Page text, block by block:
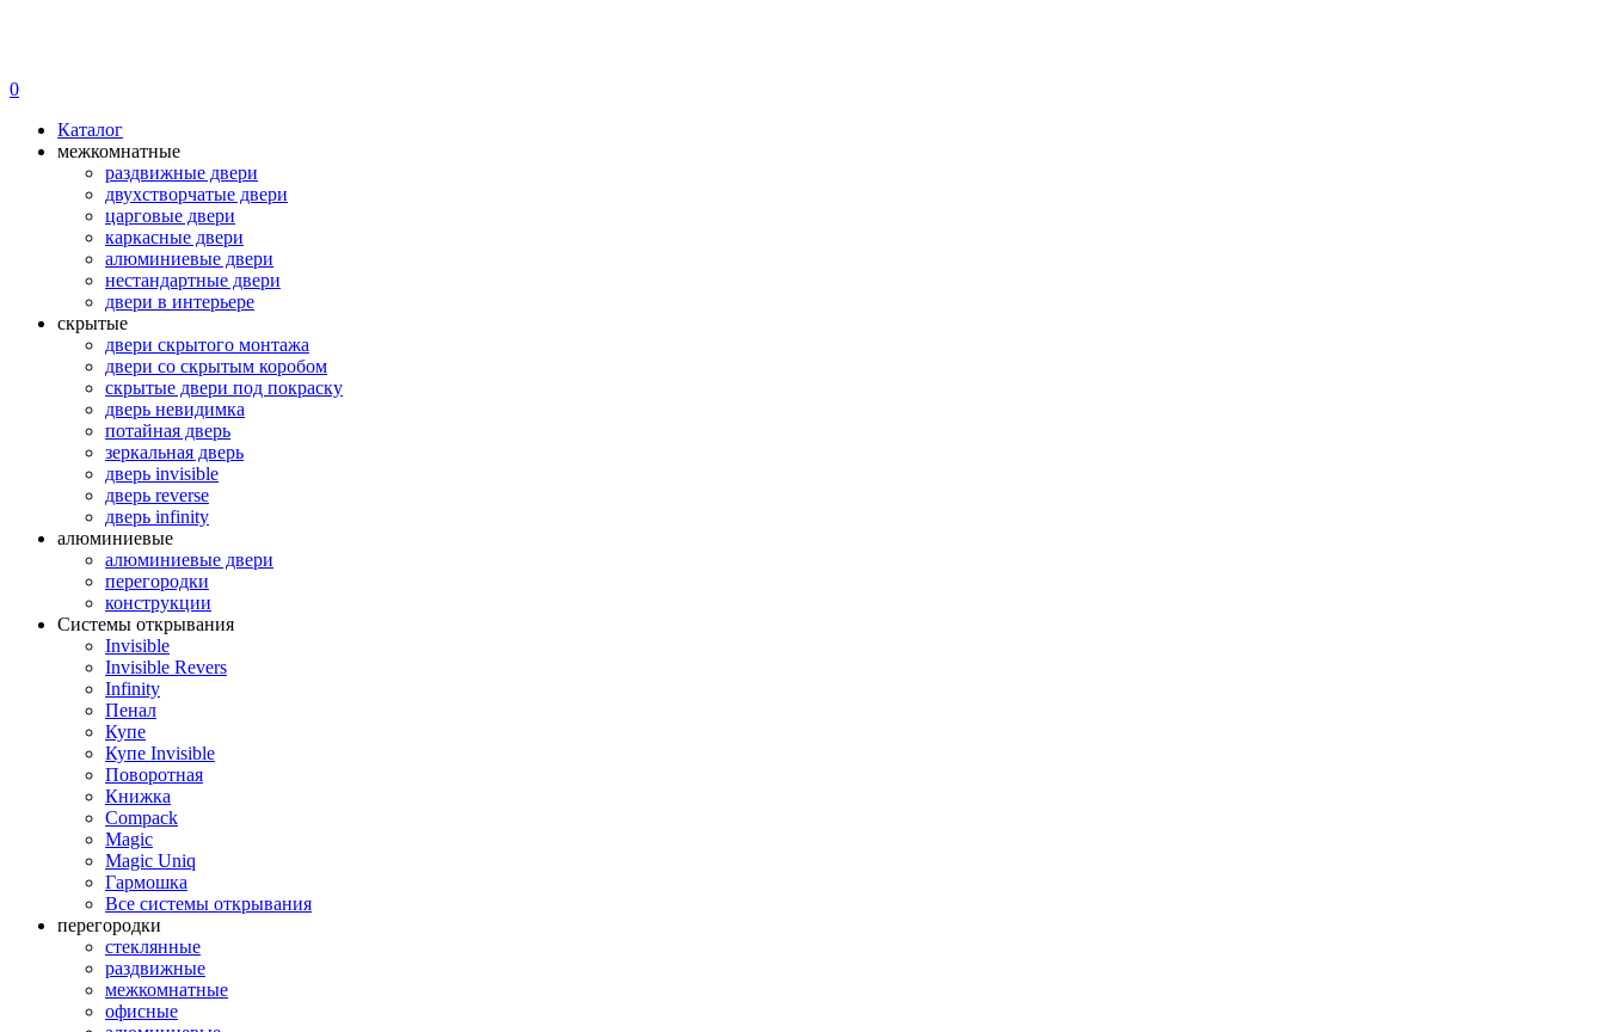
0
Каталог
межкомнатные
раздвижные двери
двухстворчатые двери
царговые двери
каркасные двери
алюминиевые двери
нестандартные двери
двери в интерьере
скрытые
двери скрытого монтажа
двери со скрытым коробом
скрытые двери под покраску
дверь невидимка
потайная дверь
зеркальная дверь
дверь invisible
дверь reverse
дверь infinity
алюминиевые
алюминиевые двери
перегородки
конструкции
Системы открывания
Invisible
Invisible Revers
Infinity
Пенал
Купе
Купе Invisible
Поворотная
Книжка
Compack
Magic
Magic Uniq
Гармошка
Все системы открывания
перегородки
стеклянные
раздвижные
межкомнатные
офисные